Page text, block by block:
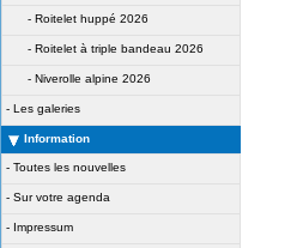
- Roitelet huppé 2026
- Roitelet à triple bandeau 2026
- Niverolle alpine 2026
- Les galeries
Information
- Toutes les nouvelles
- Sur votre agenda
- Impressum